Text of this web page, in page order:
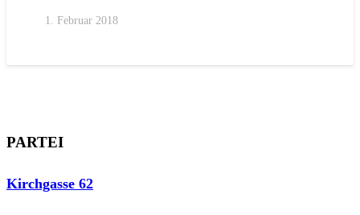
1. Februar 2018
PARTEI
Kirchgasse 62